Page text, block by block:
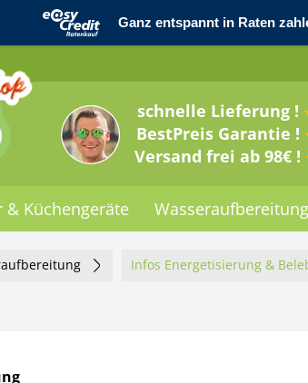
schnelle Lieferung !
BestPreis Garantie !
Versand frei ab 98€ !
& Küchengeräte Wasseraufbereitung
Infos Energetisierung &